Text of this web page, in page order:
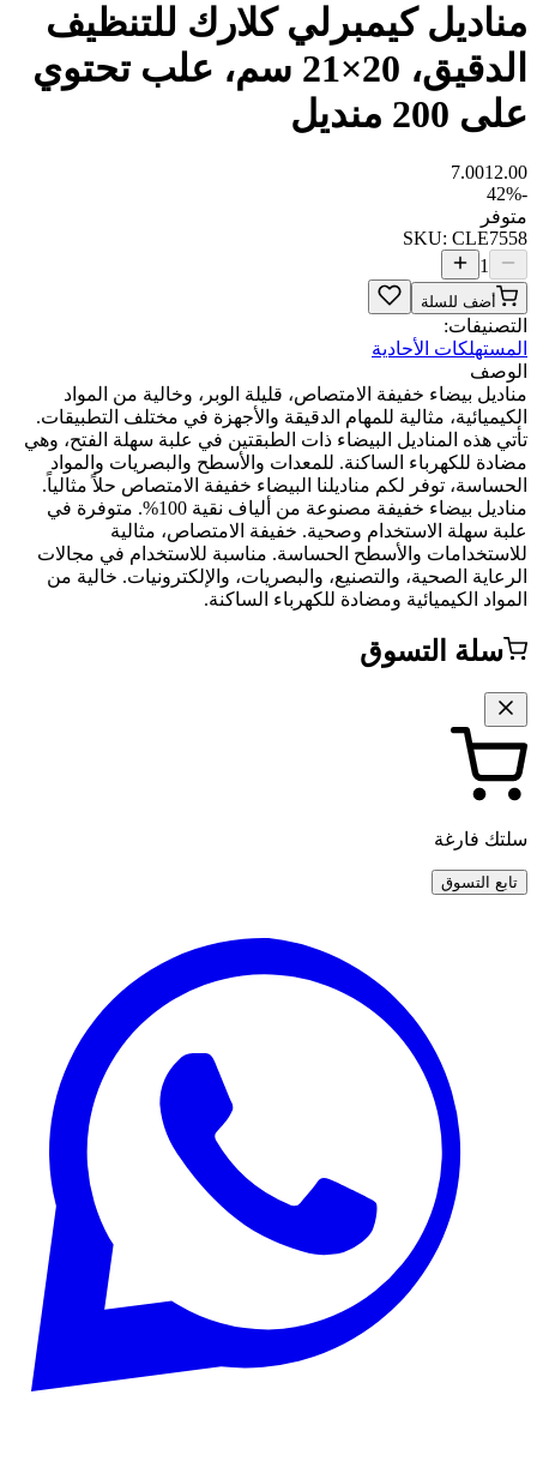
مناديل كيمبرلي كلارك للتنظيف
الدقيق، 20×21 سم، علب تحتوي
على 200 منديل
7.00 12.00
42%
متوفر
SKU:CLE7558
أضف للسلة
التصنيفات:
المستهلكات الأحادية
الوصف
مناديل بيضاء خفيفة الامتصاص، قليلة الوبر، وخالية من المواد
الكيميائية، مثالية للمهام الدقيقة والأجهزة في مختلف التطبيقات.
تأتي هذه المناديل البيضاء ذات الطبقتين في علبة سهلة الفتح، وهي
مضادة للكهرباء الساكنة. للمعدات والأسطح والبصريات والمواد
الحساسة، توفر لكم مناديلنا البيضاء خفيفة الامتصاص حلاً مثالياً.
مناديل بيضاء خفيفة مصنوعة من ألياف نقية 100%. متوفرة في
علبة سهلة الاستخدام وصحية. خفيفة الامتصاص، مثالية
للاستخدامات والأسطح الحساسة. مناسبة للاستخدام في مجالات
الرعاية الصحية، والتصنيع، والبصريات، والإلكترونيات. خالية من
المواد الكيميائية ومضادة للكهرباء الساكنة.
سلة التسوق
سلتك فارغة
تابع التسوق